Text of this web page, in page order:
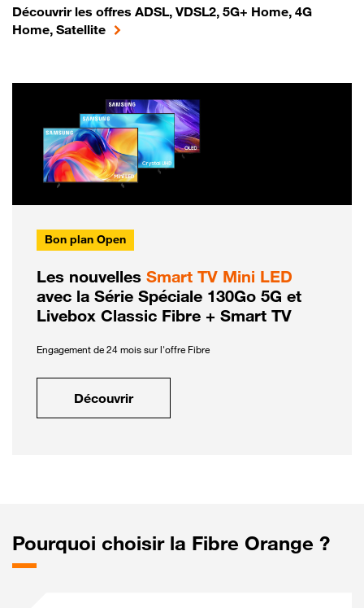
Découvrir les offres ADSL, VDSL2, 5G+ Home, 4G
Home, Satellite
Bon plan Open
Les nouvelles Smart TV Mini LED
avec la Série Spéciale 130Go 5G et
Livebox Classic Fibre + Smart TV
Engagement de 24 mois sur l'offre Fibre
Découvrir
Pourquoi choisir la Fibre Orange ?